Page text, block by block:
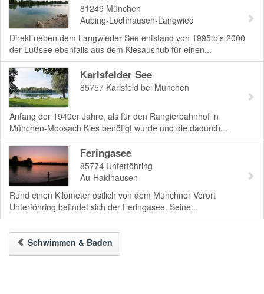
81249 München
Aubing-Lochhausen-Langwied
Direkt neben dem Langwieder See entstand von 1995 bis 2000
der Lußsee ebenfalls aus dem Kiesaushub für einen...
Karlsfelder See
85757 Karlsfeld bei München
Anfang der 1940er Jahre, als für den Rangierbahnhof in
München-Moosach Kies benötigt wurde und die dadurch...
Feringasee
85774 Unterföhring
Au-Haidhausen
Rund einen Kilometer östlich von dem Münchner Vorort
Unterföhring befindet sich der Feringasee. Seine...
Schwimmen & Baden